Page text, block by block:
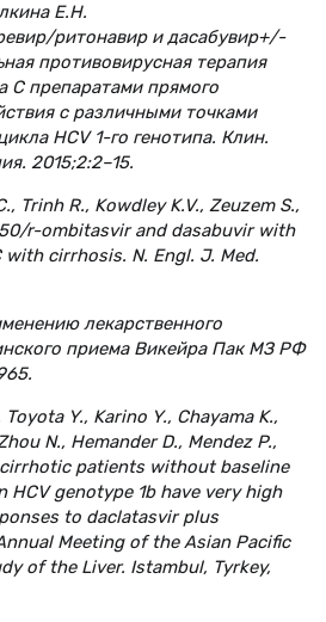
Е.Н.
ритонавир и дасабувир+/-
противовирусная терапия
С препаратами прямого
с различными точками
HCV 1-го генотипа. Клин.
2015;2:2–15.
Trinh R., Kowdley K.V., Zeuzem S.,
r-ombitasvir and dasabuvir with
cirrhosis. N. Engl. J. Med.
лекарственного
приема Викейра Пак МЗ РФ
Toyota Y., Karino Y., Chayama K.,
N., Hemander D., Mendez P.,
cirrhotic patients without baseline
HCV genotype 1b have very high
to daclatasvir plus
Meeting of the Asian Pacific
of the Liver. Istambul, Tyrkey,